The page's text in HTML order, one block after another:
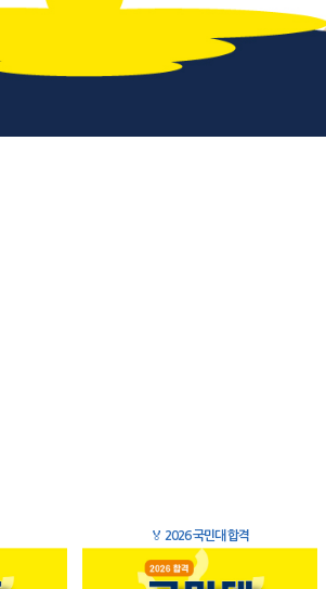
🏅 2026 국민대 합격